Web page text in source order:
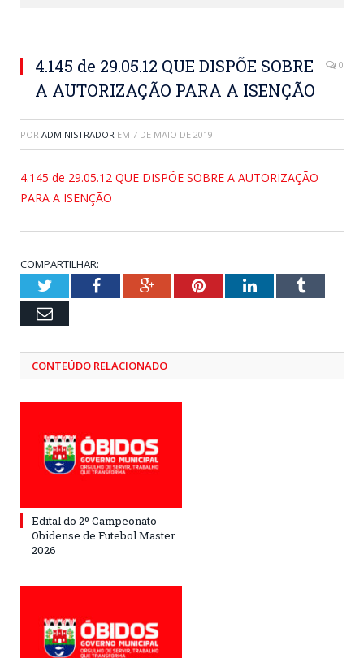
4.145 de 29.05.12 QUE DISPÕE SOBRE
A AUTORIZAÇÃO PARA A ISENÇÃO
0
POR ADMINISTRADOR EM 7 DE MAIO DE 2019
4.145 de 29.05.12 QUE DISPÕE SOBRE A AUTORIZAÇÃO
PARA A ISENÇÃO
COMPARTILHAR:
TwitterFacebookGoogle+PinterestLinkedInTumblr
Email
CONTEÚDO RELACIONADO
Edital do 2º Campeonato
Obidense de Futebol Master
2026